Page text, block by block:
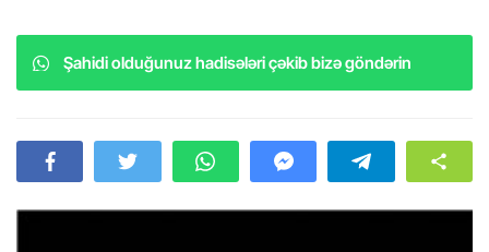
Şahidi olduğunuz hadisələri çəkib bizə göndərin